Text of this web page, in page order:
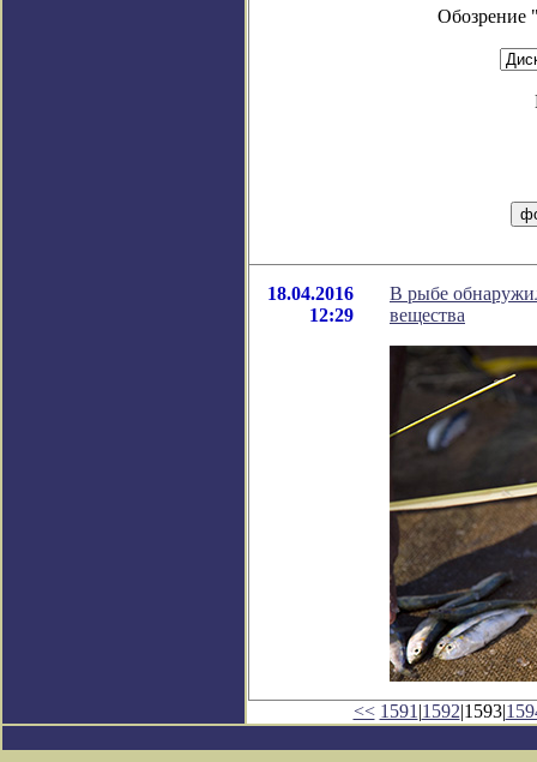
Обозрение
18.04.2016
12:29
В рыбе
вещества
<< 1591 |1592|1593|